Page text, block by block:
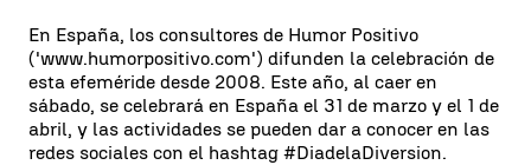
En España, los consultores de Humor Positivo
('www.humorpositivo.com') difunden la celebración de
esta efeméride desde 2008. Este año, al caer en
sábado, se celebrará en España el 31 de marzo y el 1 de
abril, y las actividades se pueden dar a conocer en las
redes sociales con el hashtag #DiadelaDiversion.